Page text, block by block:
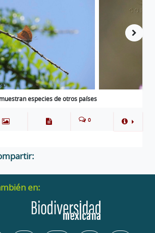
especies de otros países
0
en: